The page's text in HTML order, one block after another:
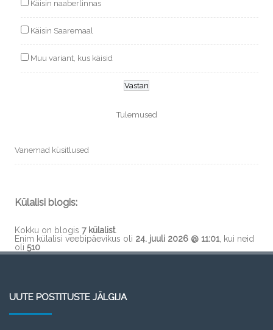
Käisin naaberlinnas
Käisin Saaremaal
Muu variant, kus käisid
Tulemused
Vanemad küsitlused
Külalisi blogis:
Kokku on blogis 7 külalist.
Enim külalisi veebipäevikus oli 24. juuli 2026 @ 11:01 , kui neid
oli 510
UUTE POSTITUSTE JÄLGIJA